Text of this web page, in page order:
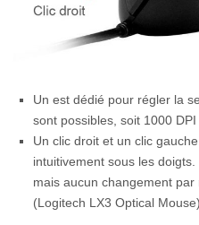
Un est dédié pour régler la
sont possibles, soit 1000 DPI
Un clic droit et un clic
intuitivement sous les
mais aucun changement
(Logitech LX3 Optical Mouse).